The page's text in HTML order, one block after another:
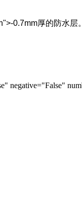
0.7mm厚的防水层。
negative="False"